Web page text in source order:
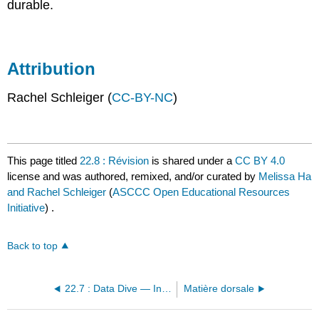
durable.
Attribution
Rachel Schleiger (CC-BY-NC)
This page titled 22.8 : Révision is shared under aCC BY 4.0
license and was authored, remixed, and/or curated by Melissa Ha
and Rachel Schleiger (ASCCC Open Educational Resources
Initiative) .
Back to top
22.7 : Data Dive — Investissements durables Matière dorsale